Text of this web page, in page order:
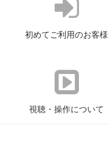
初めてご利用のお客様
視聴・操作について